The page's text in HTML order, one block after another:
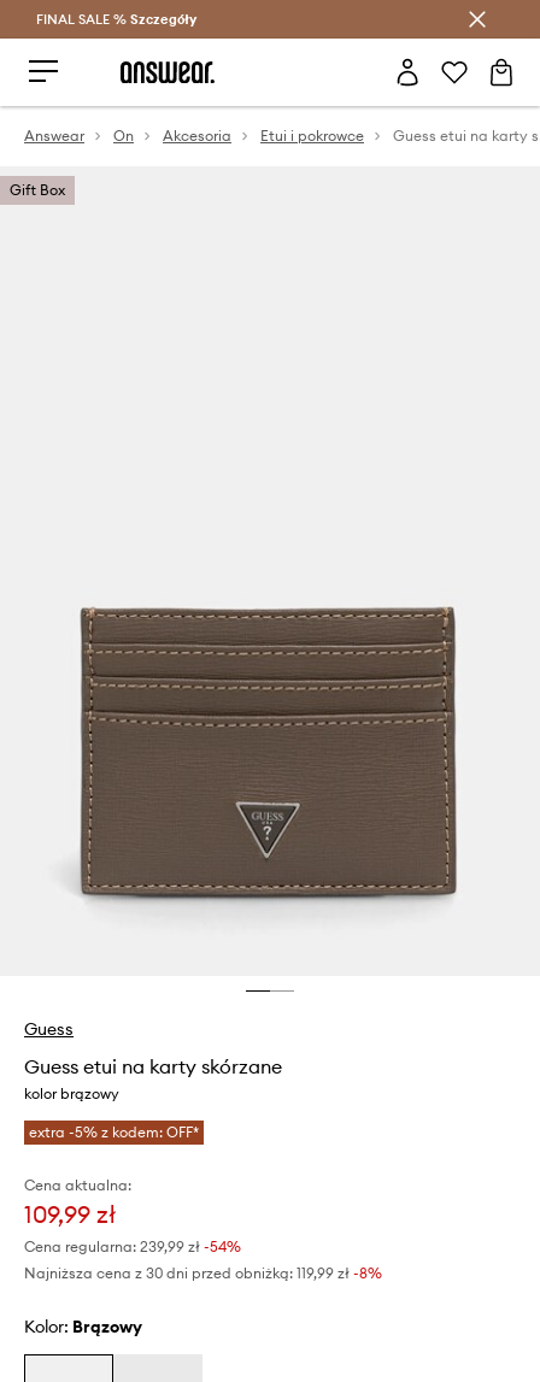
Oszczędzaj z Answear Club >
FINAL SALE % Szczegóły
Answear On Akcesoria Etui i pokrowce Guess etui na karty
Gift Box
Guess
Guess etui na karty skórzane
kolor brązowy
extra -5% z kodem: OFF*
Cena aktualna:
109,99 zł
Cena regularna: 239,99 zł -54%
Najniższa cena z 30 dni przed obniżką: 119,99 zł -8%
Kolor: brązowy